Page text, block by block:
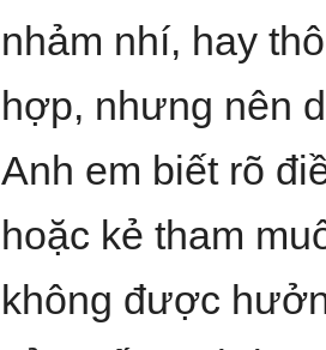
nhảm nhí, hay
hợp, nhưng nên
Anh em biết rõ
hoặc kẻ tham
không được